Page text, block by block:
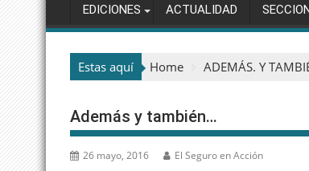
EDICIONES ACTUALIDAD
Estas aquí Home ADEMÁS. Y
Además y también…
26 mayo, 2016 El Seguro en Acción